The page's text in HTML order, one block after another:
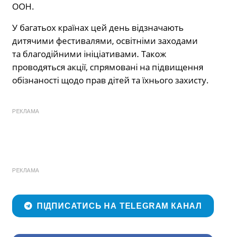
ООН.
У багатьох країнах цей день відзначають
дитячими фестивалями, освітніми заходами
та благодійними ініціативами. Також
проводяться акції, спрямовані на підвищення
обізнаності щодо прав дітей та їхнього захисту.
РЕКЛАМА
РЕКЛАМА
ПІДПИСАТИСЬ НА TELEGRAM КАНАЛ